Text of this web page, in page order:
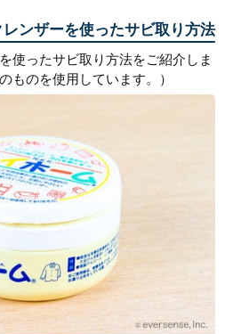
ンザーを使ったサビ取り方法
使ったサビ取り方法をご紹介しま
ものを使用しています。）